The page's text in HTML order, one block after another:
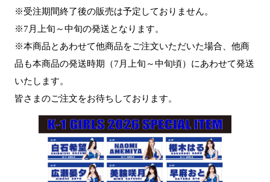
※受注期間終了後の販売は予定しておりません。
※7月上旬～中旬の発送となります。
※本商品とあわせて他商品をご注文いただいた場合、他商
品も本商品の発送時期（7月上旬～中旬頃）にあわせて発送
いたします。
皆さまのご注文をお待ちしております。